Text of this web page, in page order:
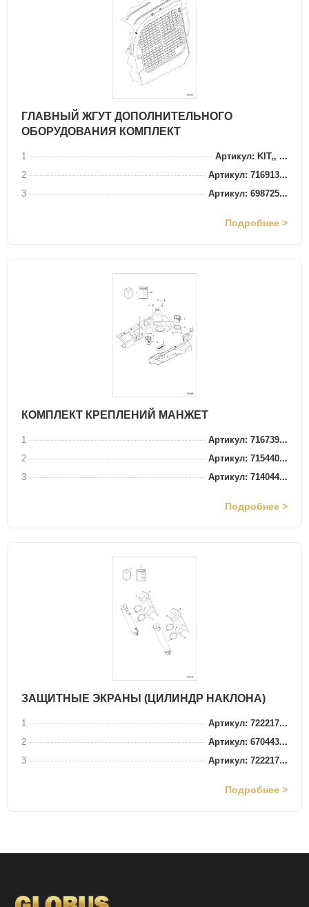
ГЛАВНЫЙ ЖГУТ ДОПОЛНИТЕЛЬНОГО
ОБОРУДОВАНИЯ КОМПЛЕКТ
1
Артикул: KIT,, ...
2
Артикул: 716913...
3
Артикул: 698725...
Подробнее >
КОМПЛЕКТ КРЕПЛЕНИЙ МАНЖЕТ
1
Артикул: 716739...
2
Артикул: 715440...
3
Артикул: 714044...
Подробнее >
ЗАЩИТНЫЕ ЭКРАНЫ (ЦИЛИНДР НАКЛОНА)
1
Артикул: 722217...
2
Артикул: 670443...
3
Артикул: 722217...
Подробнее >